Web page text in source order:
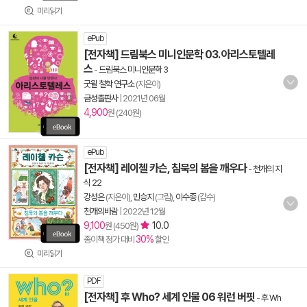
미리읽기
ePub
[전자책] 드림북스 미니인문학 03. 아리스토텔레
스 -드림북스 미니인문학 3
굿윌 철학 연구소(지은이)
금성출판사| 2021년 06월
4,900원 (240원)
미리읽기
ePub
[전자책] 레이첼 카슨, 침묵의 봄을 깨우다-천개의 지
식 22
강성은(지은이), 민승지 (그림), 이수종(감수)
천개의바람| 2022년 12월
9,100원 (450원) 10.0
종이책 정가 대비 30%할인
PDF
[전자책] 후 Who? 세계 인물 06 워런 버핏 -후 Wh